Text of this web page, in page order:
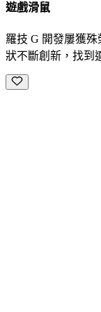
遊戲滑鼠
羅技 G 開發屢獲
狀不斷創新，找到